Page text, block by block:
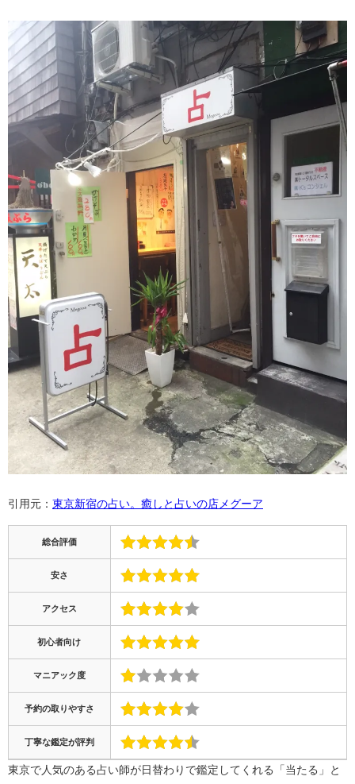
引用元： 東京新宿の占い。癒しと占いの店メグーア
総合評価
安さ
アクセス
初心者向け
マニアック度
予約の取りやすさ
丁寧な鑑定が評判
東京で人気のある占い師が日替わりで鑑定してくれる「当たる」と